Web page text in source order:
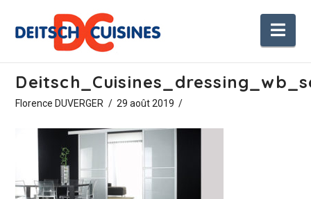
Florence DUVERGER 29 août 2019